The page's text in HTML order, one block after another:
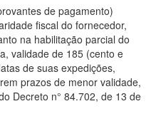
de pagamento)
fiscal do fornecedor,
na habilitação parcial do
validade de 185 (cento e
de suas expedições,
prazos de menor validade,
Decreto n° 84.702, de 13 de